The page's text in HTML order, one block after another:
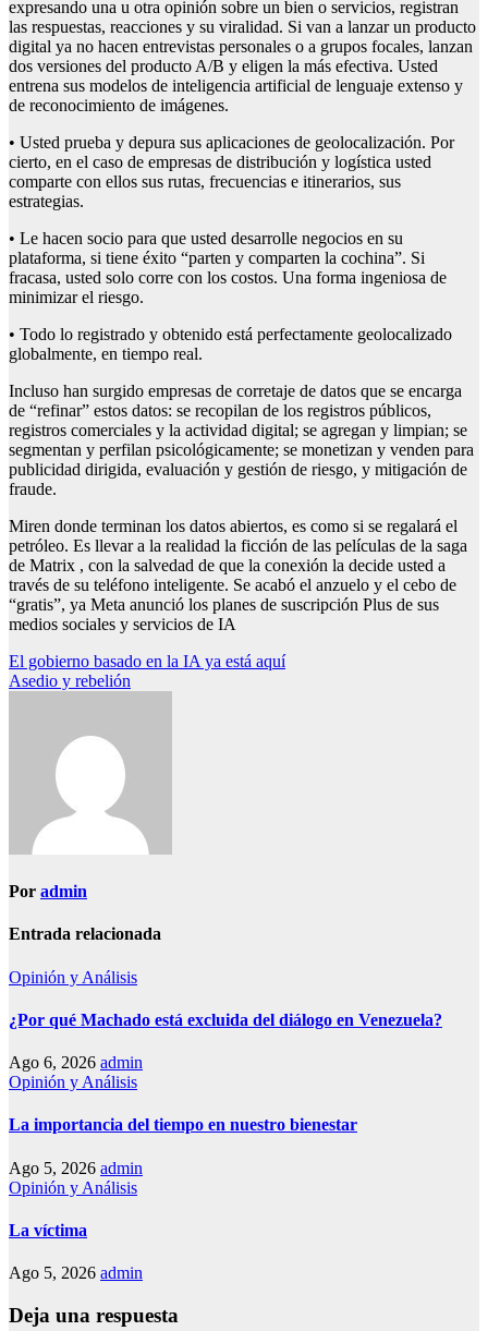
expresando una u otra opinión sobre un bien o servicios, registran
las respuestas, reacciones y su viralidad. Si van a lanzar un producto
digital ya no hacen entrevistas personales o a grupos focales, lanzan
dos versiones del producto A/B y eligen la más efectiva. Usted
entrena sus modelos de inteligencia artificial de lenguaje extenso y
de reconocimiento de imágenes.
• Usted prueba y depura sus aplicaciones de geolocalización. Por
cierto, en el caso de empresas de distribución y logística usted
comparte con ellos sus rutas, frecuencias e itinerarios, sus
estrategias.
• Le hacen socio para que usted desarrolle negocios en su
plataforma, si tiene éxito “parten y comparten la cochina”. Si
fracasa, usted solo corre con los costos. Una forma ingeniosa de
minimizar el riesgo.
• Todo lo registrado y obtenido está perfectamente geolocalizado
globalmente, en tiempo real.
Incluso han surgido empresas de corretaje de datos que se encarga
de “refinar” estos datos: se recopilan de los registros públicos,
registros comerciales y la actividad digital; se agregan y limpian; se
segmentan y perfilan psicológicamente; se monetizan y venden para
publicidad dirigida, evaluación y gestión de riesgo, y mitigación de
fraude.
Miren donde terminan los datos abiertos, es como si se regalará el
petróleo. Es llevar a la realidad la ficción de las películas de la saga
de Matrix , con la salvedad de que la conexión la decide usted a
través de su teléfono inteligente. Se acabó el anzuelo y el cebo de
“gratis”, ya Meta anunció los planes de suscripción Plus de sus
medios sociales y servicios de IA
Navegación
de
El gobierno basado en la IA ya está aquí
Asedio y rebelión
Por admin
Entrada relacionada
Opinión y Análisis
¿Por qué Machado está excluida del diálogo en Venezuela?
Ago 6, 2026 admin
Opinión y Análisis
La importancia del tiempo en nuestro bienestar
Ago 5, 2026 admin
Opinión y Análisis
La víctima
Ago 5, 2026 admin
Deja una respuesta